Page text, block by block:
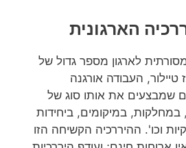
הארגונית
לארגון מספר גדול של
העבודה אורגנה
שמבצעים את אותו סוג של
במחלקות, במיקומים, ביחידות
וכו'. ההיררכיה הקשיחה הזו